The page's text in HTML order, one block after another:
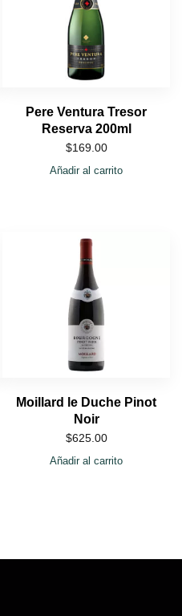
Pere Ventura Tresor
Reserva 200ml
$169.00
Añadir al carrito
Moillard le Duche Pinot
Noir
$625.00
Añadir al carrito